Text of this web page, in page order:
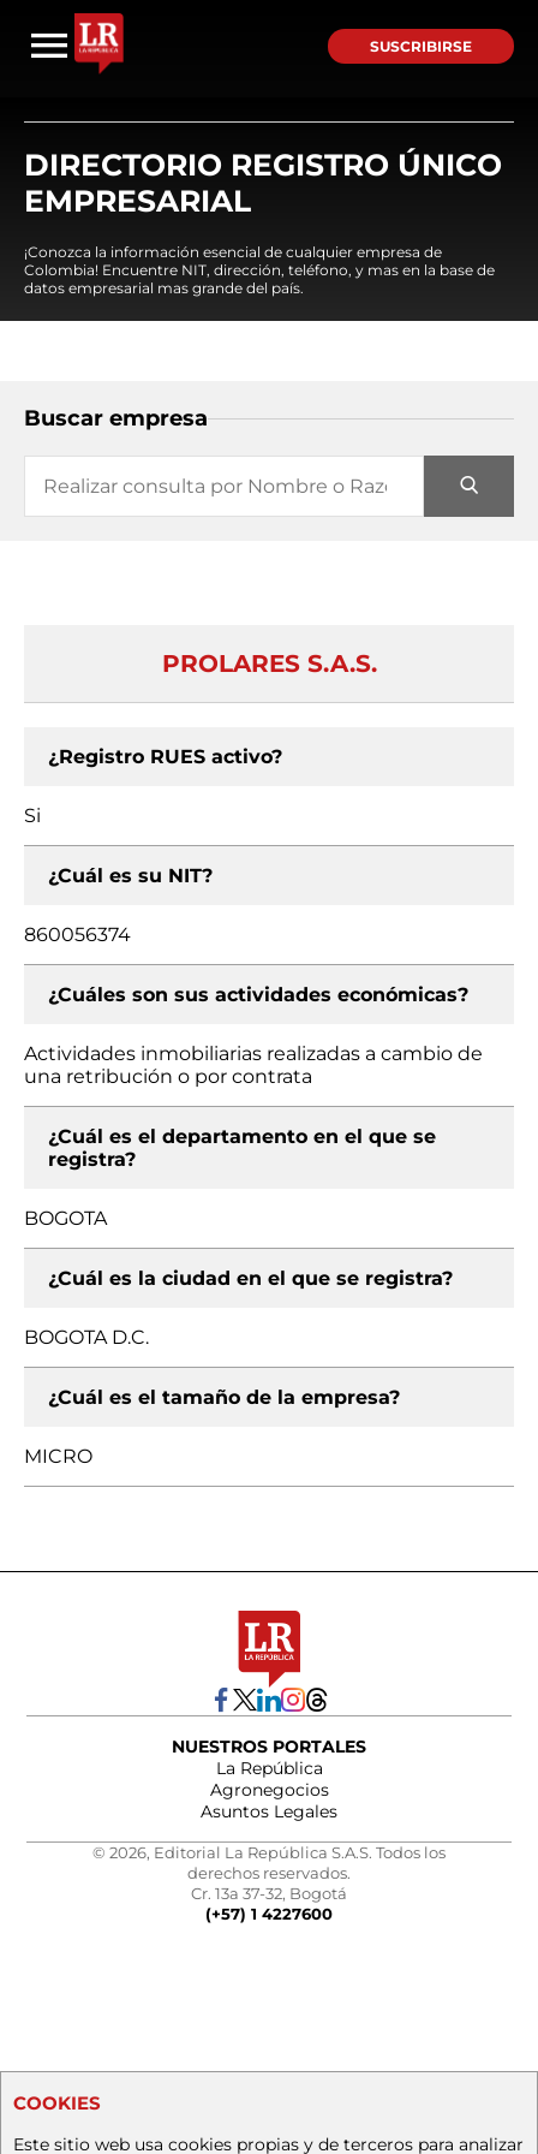
SUSCRIBIRSE
DIRECTORIO REGISTRO ÚNICO
EMPRESARIAL
¡Conozca la información esencial de cualquier empresa de
Colombia! Encuentre NIT, dirección, teléfono, y mas en la base de
datos empresarial mas grande del país.
Buscar empresa
PROLARES S.A.S.
¿Registro RUES activo?
Si
¿Cuál es su NIT?
860056374
¿Cuáles son sus actividades económicas?
Actividades inmobiliarias realizadas a cambio de
una retribución o por contrata
¿Cuál es el departamento en el que se
registra?
BOGOTA
¿Cuál es la ciudad en el que se registra?
BOGOTA D.C.
¿Cuál es el tamaño de la empresa?
MICRO
NUESTROS PORTALES
La República
Agronegocios
Asuntos Legales
© 2026, Editorial La República S.A.S. Todos los
derechos reservados.
Cr. 13a 37-32, Bogotá
(+57) 1 4227600
COOKIES
Este sitio web usa cookies propias y de terceros para analizar